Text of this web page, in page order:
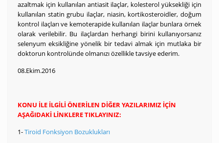
azaltmak için kullanılan antiasit ilaçlar, kolesterol yüksekliği için
kullanılan statin grubu ilaçlar, niasin, kortikosteroidler, doğum
kontrol ilaçları ve kemoterapide kullanılan ilaçlar bunlara örnek
olarak verilebilir. Bu ilaçlardan herhangi birini kullanıyorsanız
selenyum eksikliğine yönelik bir tedavi almak için mutlaka bir
doktorun kontrolünde olmanızı özellikle tavsiye ederim.
08.Ekim.2016
KONU İLE İLGİLİ ÖNERİLEN DİĞER YAZILARIMIZ İÇİN
AŞAĞIDAKİ LİNKLERE TIKLAYINIZ:
1-Tiroid Fonksiyon Bozuklukları